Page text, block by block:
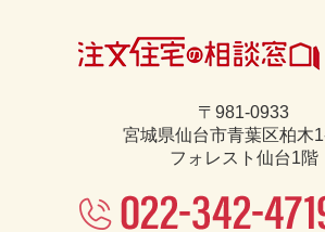
〒981-0933
宮城県仙台市青葉区柏木
フォレスト仙台1階